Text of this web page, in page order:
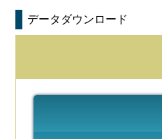
データダウンロード